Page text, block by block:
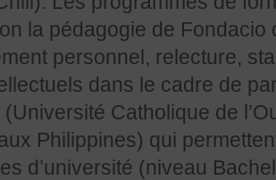
la pédagogie de Fondacio
personnel, relecture,
dans le cadre de
Catholique de
Philippines) qui
d’université (niveau